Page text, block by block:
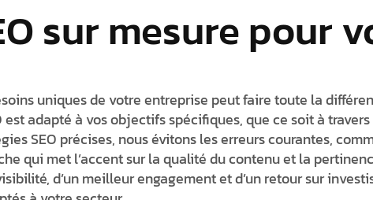
sur mesure pour
uniques de votre entreprise peut faire toute la
adapté à vos objectifs spécifiques, que ce soit à
SEO précises, nous évitons les erreurs courantes,
qui met l’accent sur la qualité du contenu et la
d’un meilleur engagement et d’un retour sur